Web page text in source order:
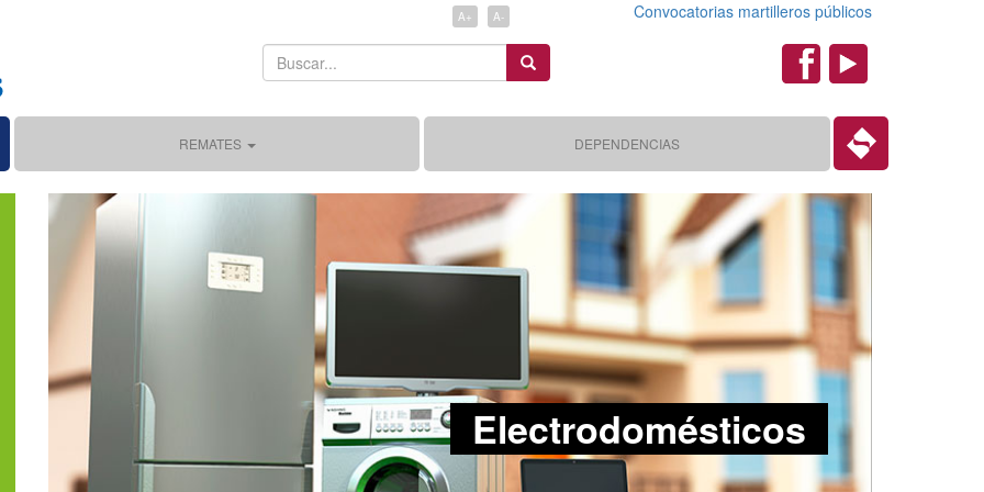
A+ A- Convocatorias martilleros públicos
Search
Search Search
Sociales
REMATES DEPENDENCIAS
Electrodomésticos